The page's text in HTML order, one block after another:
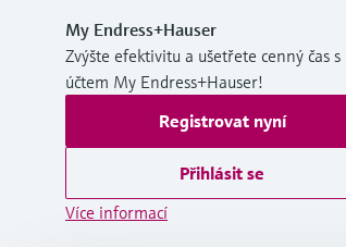
My Endress+Hauser
Zvýšte efektivitu a ušetřete cenný čas s
účtem My Endress+Hauser!
Registrovat nyní
Přihlásit se
Více informací